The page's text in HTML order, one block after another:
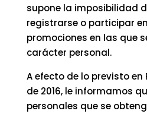
supone la imposibilidad
registrarse o participar
promociones en las que
carácter personal.
A efecto de lo previsto en
de 2016, le informamos
personales que se